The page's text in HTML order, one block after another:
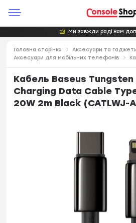
Ми завжди раді Вам
Головна сторінка
Аксесуари та
Аксесуари для мобільних телефонів
Кабель Baseus
Charging Data Cable
20W 2m Black (CATLWJ-